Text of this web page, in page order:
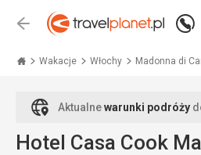
Wstecz
Wakacje Włochy Madonna di
Aktualnewarunki podróży
Hotel Casa Cook